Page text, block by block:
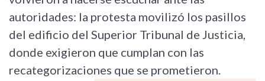
autoridades: la protesta movilizó los pasillos
del edificio del Superior Tribunal de Justicia,
donde exigieron que cumplan con las
recategorizaciones que se prometieron.